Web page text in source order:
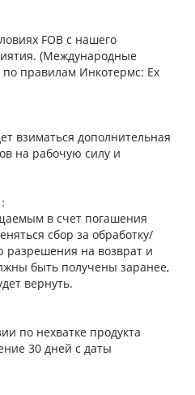
FOB с нашего
(Международные
правилам Инкотермс: Ex
взиматься дополнительная
на рабочую силу и
в счет погашения
сбор за обработку/
разрешения на возврат и
быть получены заранее,
вернуть.
по нехватке продукта
30 дней с даты